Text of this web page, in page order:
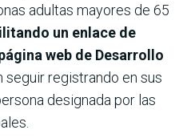
adultas mayores de 65
un enlace de
web de Desarrollo
seguir registrando en sus
designada por las